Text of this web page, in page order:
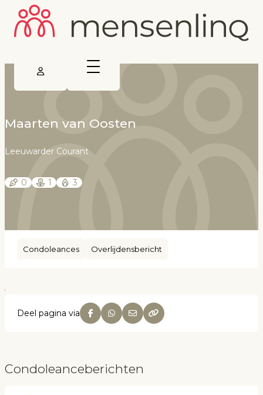
Maarten van Oosten
Leeuwarder Courant
0 1 3
Condoleances Overlijdensbericht
Deel pagina via
Condoleanceberichten